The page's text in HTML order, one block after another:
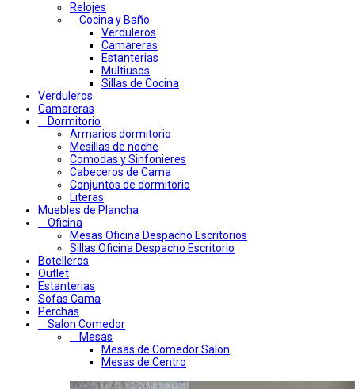
Relojes
Cocina y Baño
Verduleros
Camareras
Estanterias
Multiusos
Sillas de Cocina
Verduleros
Camareras
Dormitorio
Armarios dormitorio
Mesillas de noche
Comodas y Sinfonieres
Cabeceros de Cama
Conjuntos de dormitorio
Literas
Muebles de Plancha
Oficina
Mesas Oficina Despacho Escritorios
Sillas Oficina Despacho Escritorio
Botelleros
Outlet
Estanterias
Sofas Cama
Perchas
Salon Comedor
Mesas
Mesas de Comedor Salon
Mesas de Centro